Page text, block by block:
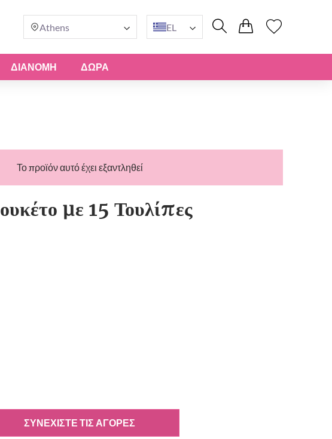
Athens EL
ΔΙΑΝΟΜΗ ΔΏΡΑ
Το προϊόν αυτό έχει εξαντληθεί
με 15 Τουλίπες
ΣΥΝΕΧΊΣΤΕ ΤΙΣ ΑΓΟΡΈΣ